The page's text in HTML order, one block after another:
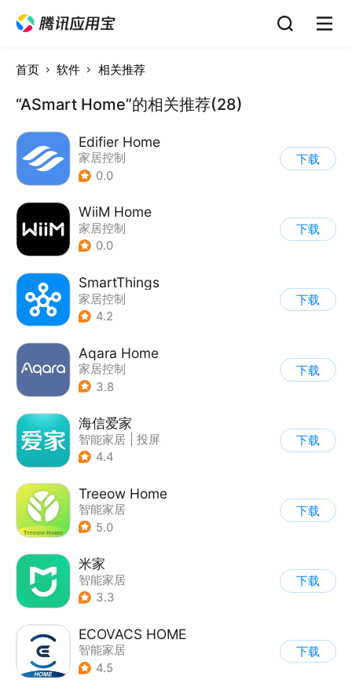
首页 软件 相关推荐
“ASmart Home”的相关推荐(28)
Edifier Home
家居控制
0.0
下载
WiiM Home
家居控制
0.0
下载
SmartThings
家居控制
4.2
下载
Aqara Home
家居控制
3.8
下载
海信爱家
智能家居
投屏
4.4
下载
Treeow Home
智能家居
5.0
下载
米家
智能家居
3.3
下载
ECOVACS HOME
智能家居
4.5
下载